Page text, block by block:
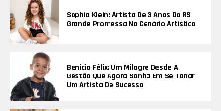
Sophia Klein: Artista De 3 Anos Do RS
Grande Promessa No Cenário Artístico
Benício Félix: Um Milagre Desde A
Gestão Que Agora Sonha Em Se Tonar
Um Artista De Sucesso